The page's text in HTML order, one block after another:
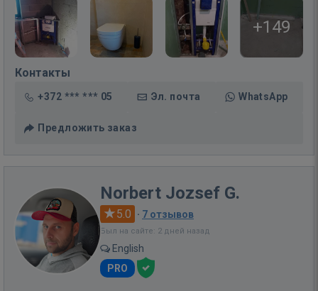
+149
Контакты
+372 *** *** 05 Эл. почта WhatsApp
Предложить заказ
Norbert Jozsef G.
5.0 · 7 отзывов
Был на сайте: 2 дней назад
English
PRO